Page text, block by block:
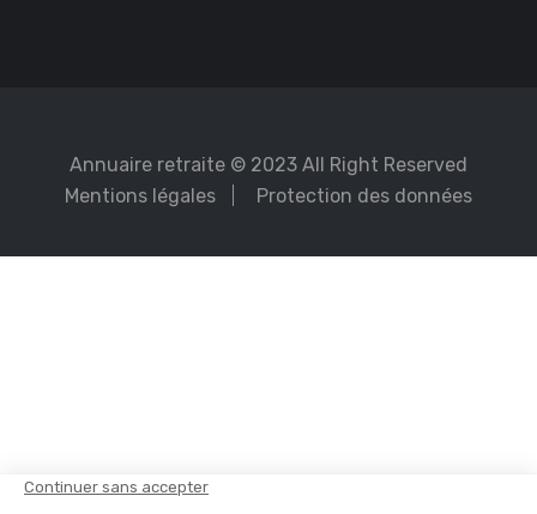
Annuaire retraite © 2023 All Right Reserved
Mentions légales
Protection des données